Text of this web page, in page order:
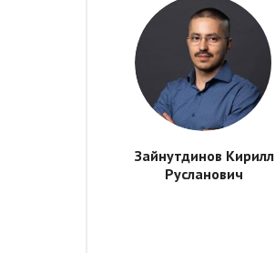
Зайнутдинов Кирилл
Русланович